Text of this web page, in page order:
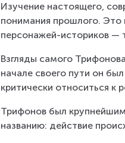
Изучение настоящего,
понимания прошлого. Это
персонажей-историков —
Взгляды самого
начале своего пути он
критически относиться к
Трифонов был
названию: действие